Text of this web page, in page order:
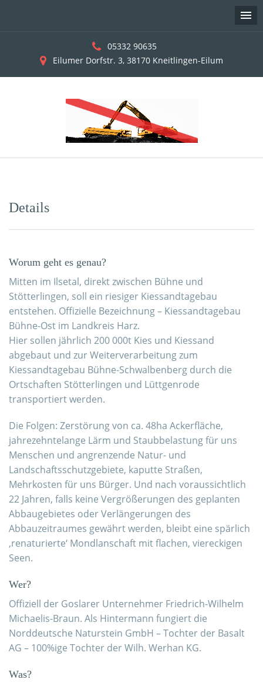
05332 90635
Eilumer Dorfstr. 3, 38170 Kneitlingen-Eilum
content
Details
Worum geht es genau?
Mitten im Ilsetal, direkt zwischen Bühne und
Stötterlingen, soll ein riesiger Kiessandtagebau
entstehen. Offizielle Bezeichnung – Kiessandtagebau
Bühne-Ost im Landkreis Harz.
Hier sollen jährlich 200 000t Kies und Kiessand
abgebaut und zur Weiterverarbeitung zum
Kiessandtagebau Bühne-Schwalbenberg durch die
Ortschaften Stötterlingen und Lüttgenrode
transportiert werden.
Die Folgen: Zerstörung von ca. 48ha Ackerfläche,
jahrezehntelange Lärm und Staubbelastung für uns
Menschen und angrenzende Natur- und
Landschaftsschutzgebiete, kaputte Straßen,
Mehrkosten für uns Bürger. Und nach voraussichtlich
22 Jahren, falls keine Vergrößerungen des geplanten
Abbaugebietes oder Verlängerungen des
Abbauzeitraumes gewährt werden, bleibt eine spärlich
‚renaturierte‘ Mondlanschaft mit flachen, viereckigen
Seen.
Wer?
Offiziell der Goslarer Unternehmer Friedrich-Wilhelm
Michaelis-Braun. Als Hintermann fungiert die
Norddeutsche Naturstein GmbH – Tochter der Basalt
AG – 100%ige Tochter der Wilh. Werhan KG.
Was?